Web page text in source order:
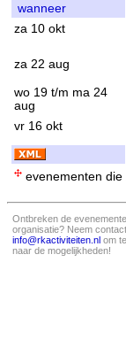
wanneer
za 10 okt
za 22 aug
wo 19 t/m ma 24
aug
vr 16 okt
evenementen
Ontbreken de
organisatie? Neem
info@rkactiviteiten.nl om
naar de mogelijkheden!